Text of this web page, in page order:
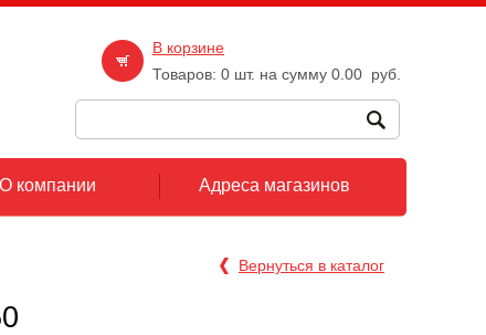
Вернуться в каталог
В корзине
Товаров: 0 шт. на сумму 0.00 руб.
О компании Адреса магазинов